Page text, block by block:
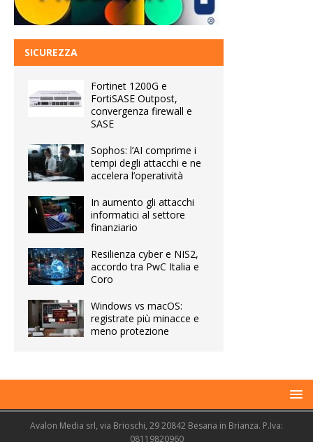
SICUREZZA
Fortinet 1200G e
FortiSASE Outpost,
convergenza firewall e
SASE
Sophos: l’AI comprime i
tempi degli attacchi e ne
accelera l’operatività
In aumento gli attacchi
informatici al settore
finanziario
Resilienza cyber e NIS2,
accordo tra PwC Italia e
Coro
Windows vs macOS:
registrate più minacce e
meno protezione
Avalon Media srl, via Brioschi, 29 20842 Besana in Brianza. P.Iva:
08119820960